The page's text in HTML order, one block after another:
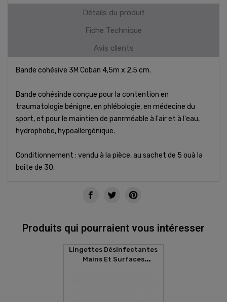
Détails du produit
Fiche Technique
Avis clients
Bande cohésive 3M Coban 4,5m x 2,5 cm.
Bande cohésinde conçue pour la contention en
traumatologie bénigne, en phlébologie, en médecine du
sport, et pour le maintien de panrméable à l'air et à l'eau,
hydrophobe, hypoallergénique.
Conditionnement : vendu à la pièce, au sachet de 5 ouà la
boite de 30.
Produits qui pourraient vous intéresser
Lingettes Désinfectantes
Mains Et Surfaces